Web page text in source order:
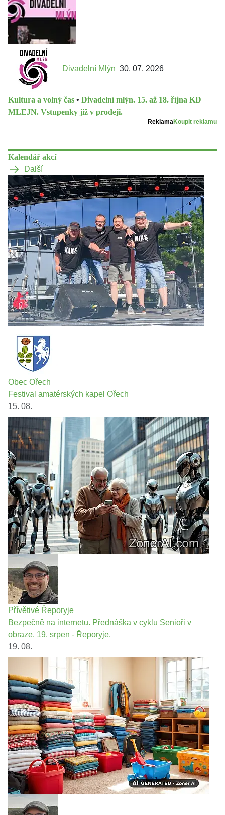
Divadelní Mlýn 30. 07. 2026
Kultura a volný čas • Divadelní mlýn. 15. až 18. října KD
MLEJN. Vstupenky již v prodeji.
ReklamaKoupit reklamu
Kalendář akcí
Další
Obec Ořech
Festival amatérských kapel Ořech
15. 08.
Přívětivé Řeporyje
Bezpečně na internetu. Přednáška v cyklu Senioři v
obraze. 19. srpen - Řeporyje.
19. 08.